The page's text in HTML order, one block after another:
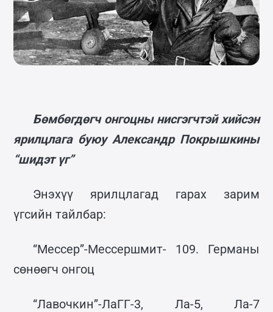
Бөмбөгдөгч онгоцны нисгэгчтэй хийсэн
ярилцлага буюу Александр Покрышкины
“шидэт үг”
Энэхүү ярилцлагад гарах зарим
үгсийн тайлбар:
“Мессер”-Мессершмит- 109. Германы
сөнөөгч онгоц
“Лавочкин”-ЛаГГ-3, Ла-5, Ла-7